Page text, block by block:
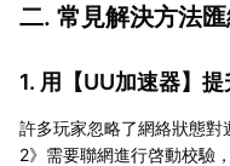
二. 常見解決方法
1. 用【UU加速器】
許多玩家忽略了網絡狀態
2》需要聯網進行啓動校驗